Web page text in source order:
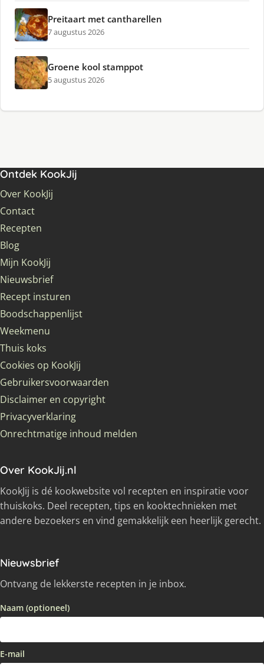
Preitaart met cantharellen
7 augustus 2026
Groene kool stamppot
5 augustus 2026
Ontdek KookJij
Over KookJij
Contact
Recepten
Blog
Mijn KookJij
Nieuwsbrief
Recept insturen
Boodschappenlijst
Weekmenu
Thuis koks
Cookies op KookJij
Gebruikersvoorwaarden
Disclaimer en copyright
Privacyverklaring
Onrechtmatige inhoud melden
Over KookJij.nl
KookJij is dé kookwebsite vol recepten en inspiratie voor
thuiskoks. Deel recepten, tips en kooktechnieken met
andere bezoekers en vind gemakkelijk een heerlijk gerecht.
Nieuwsbrief
Ontvang de lekkerste recepten in je inbox.
Naam (optioneel)
E-mail